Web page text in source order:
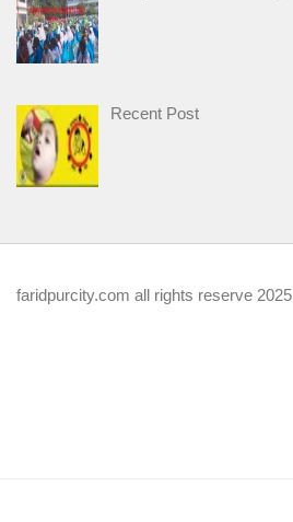
Recent Post
faridpurcity.com all rights reserve 2025